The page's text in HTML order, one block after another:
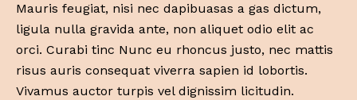
Mauris feugiat, nisi nec dapibuasas a gas dictum,
ligula nulla gravida ante, non aliquet odio elit ac
orci. Curabi tinc Nunc eu rhoncus justo, nec mattis
risus auris consequat viverra sapien id lobortis.
Vivamus auctor turpis vel dignissim licitudin.